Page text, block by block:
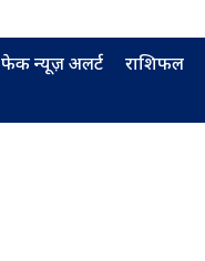
फेक न्यूज़ अलर्ट राशिफल